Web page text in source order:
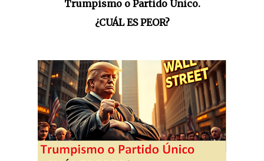
Trumpismo o Partido Único.
¿CUÁL ES PEOR?